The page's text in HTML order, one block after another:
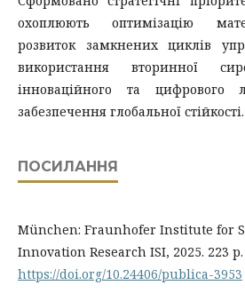
охоплюють оптимізацію
розвиток замкнених циклів
використання вторинної
інноваційного та цифрового
забезпечення глобальної стійкості.
ПОСИЛАННЯ
München: Fraunhofer Institute for
Innovation Research ISI, 2025. 223 p.
https://doi.org/10.24406/publica-3953